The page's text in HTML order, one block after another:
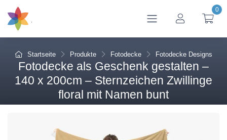
0
Startseite Produkte Fotodecke Fotodecke Designs
Fotodecke als Geschenk gestalten –
140 x 200cm – Sternzeichen Zwillinge
floral mit Namen bunt